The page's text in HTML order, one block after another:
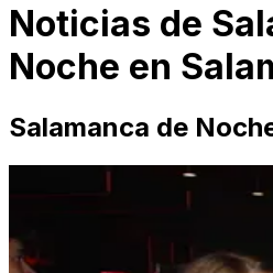
Noticias de
Noche en
Salamanca de